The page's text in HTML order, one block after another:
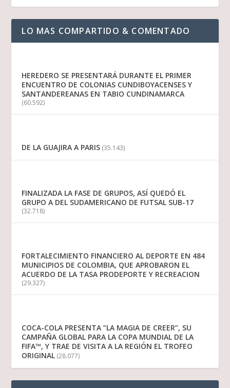
LO MAS COMPARTIDO & COMENTADO
HEREDERO SE PRESENTARÁ DURANTE EL PRIMER
ENCUENTRO DE COLONIAS CUNDIBOYACENSES Y
SANTANDEREANAS EN TABIO CUNDINAMARCA
(60.592)
DE LA GUAJIRA A PARIS (35.143)
FINALIZADA LA FASE DE GRUPOS, ASÍ QUEDÓ EL
GRUPO A DEL SUDAMERICANO DE FUTSAL SUB-17
(32.718)
FORTALECIMIENTO FINANCIERO AL DEPORTE EN 484
MUNICIPIOS DE COLOMBIA, QUE APROBARON EL
ACUERDO DE LA TASA PRODEPORTE Y RECREACION
(29.327)
COCA-COLA PRESENTA “LA MAGIA DE CREER”, SU
CAMPAÑA GLOBAL PARA LA COPA MUNDIAL DE LA
FIFA™, Y TRAE DE VISITA A LA REGIÓN EL TROFEO
ORIGINAL (28.077)